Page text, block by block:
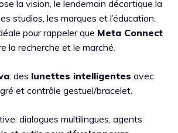
la vision, le lendemain décortique la
studios, les marques et l’éducation.
pour rappeler que Meta Connect
la recherche et le marché.
: des lunettes intelligentes avec
et contrôle gestuel/bracelet.
dialogues multilingues, agents